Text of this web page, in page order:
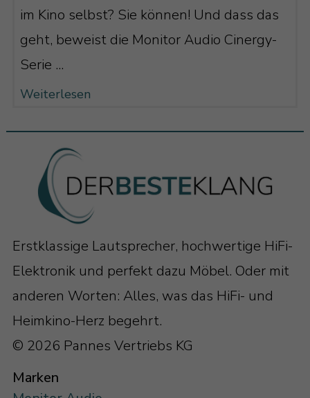
im Kino selbst? Sie können! Und dass das
geht, beweist die Monitor Audio Cinergy-
Serie ...
Weiterlesen
Erstklassige Lautsprecher, hochwertige HiFi-
Elektronik und perfekt dazu Möbel. Oder mit
anderen Worten: Alles, was das HiFi- und
Heimkino-Herz begehrt.
© 2026 Pannes Vertriebs KG
Marken